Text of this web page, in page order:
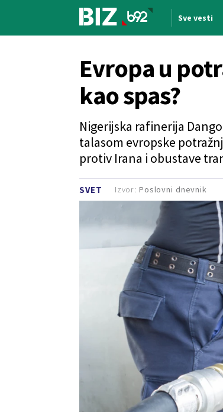
Sve vesti
SVET
Evropa u
kao spas?
Nigerijska rafinerija
talasom evropske
protiv Irana i obustave
Izvor: Poslovni dnevnik